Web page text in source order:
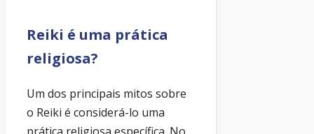
Reiki é uma prática
religiosa?
Um dos principais mitos sobre
o Reiki é considerá-lo uma